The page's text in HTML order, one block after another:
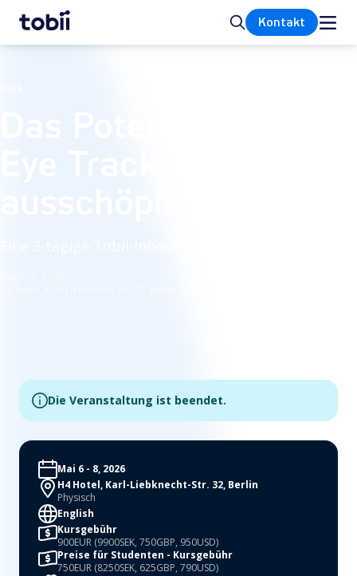
Startseite SucheKontakt
Die Veranstaltung ist beendet.
Mai 6 - 8, 2026
H4 Hotel, Karl-Liebknecht-Str. 32, Berlin
Physisch
English
Kursgebühr
900EUR (9900SEK, 750GBP, 950USD)
Preise für Studenten - Kursgebühr
750EUR (8250SEK, 625GBP, 790USD)